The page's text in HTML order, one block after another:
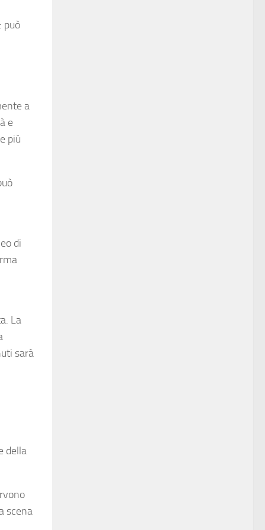
può
a
e
più
di
La
sarà
della
scena